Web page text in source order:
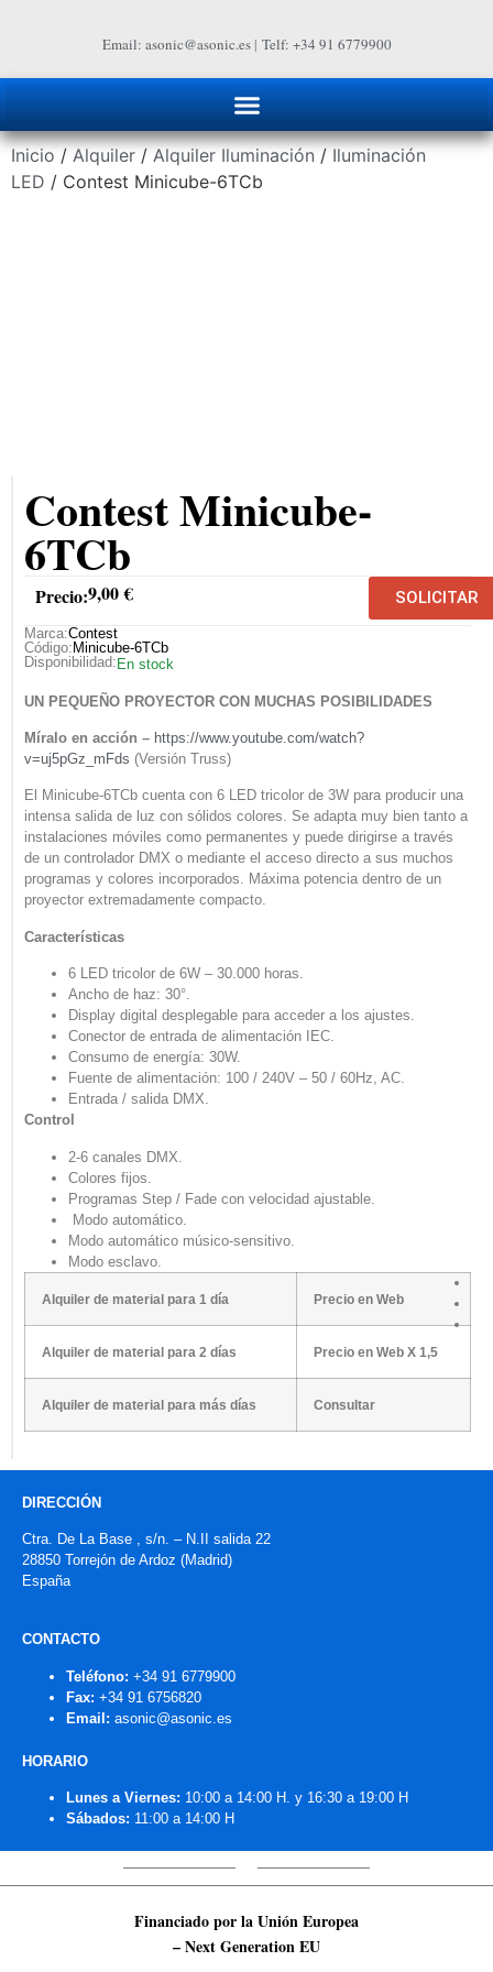
Email: asonic@asonic.es| Telf: +34 91 6779900
Inicio / Alquiler / Alquiler Iluminación / Iluminación
LED / Contest Minicube-6TCb
Contest Minicube-
6TCb
Precio:9,00€ SOLICITAR
Marca:Contest
Código: Minicube-6TCb
Disponibilidad: En stock
UN PEQUEÑO PROYECTOR CON MUCHAS POSIBILIDADES
Míralo en acción – https://www.youtube.com/watch?
v=uj5pGz_mFds (Versión Truss)
El Minicube-6TCb cuenta con 6 LED tricolor de 3W para producir una
intensa salida de luz con sólidos colores. Se adapta muy bien tanto a
instalaciones móviles como permanentes y puede dirigirse a través
de un controlador DMX o mediante el acceso directo a sus muchos
programas y colores incorporados. Máxima potencia dentro de un
proyector extremadamente compacto.
Características
6 LED tricolor de 6W – 30.000 horas.
Ancho de haz: 30°.
Display digital desplegable para acceder a los ajustes.
Conector de entrada de alimentación IEC.
Consumo de energía: 30W.
Fuente de alimentación: 100 / 240V – 50 / 60Hz, AC.
Entrada / salida DMX.
Control
2-6 canales DMX.
Colores fijos.
Programas Step / Fade con velocidad ajustable.
Modo automático.
Modo automático músico-sensitivo.
Modo esclavo.
Alquiler de material para 1 día Precio en Web
Alquiler de material para 2 días Precio en Web X 1,5
Alquiler de material para más días Consultar
DIRECCIÓN
Ctra. De La Base , s/n. – N.II salida 22
28850 Torrejón de Ardoz (Madrid)
España
CONTACTO
Teléfono: +34 91 6779900
Fax: +34 91 6756820
Email: asonic@asonic.es
HORARIO
Lunes a Viernes: 10:00 a 14:00 H. y 16:30 a 19:00 H
Sábados: 11:00 a 14:00 H
Financiado por la Unión Europea
– Next Generation EU